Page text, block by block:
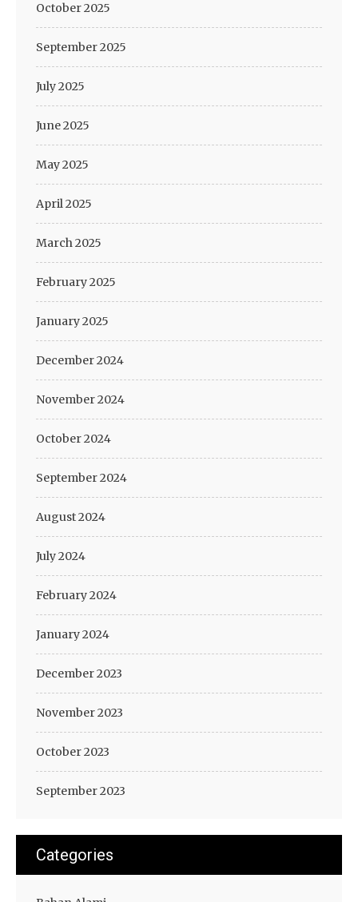
October 2025
September 2025
July 2025
June 2025
May 2025
April 2025
March 2025
February 2025
January 2025
December 2024
November 2024
October 2024
September 2024
August 2024
July 2024
February 2024
January 2024
December 2023
November 2023
October 2023
September 2023
Categories